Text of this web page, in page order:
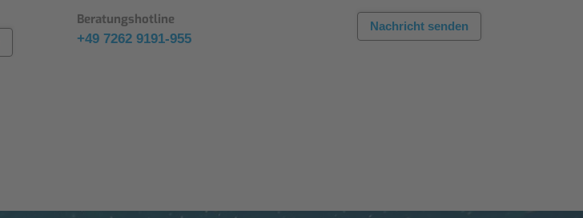
Beratungshotline
+49 7262 9191-955
Nachricht senden